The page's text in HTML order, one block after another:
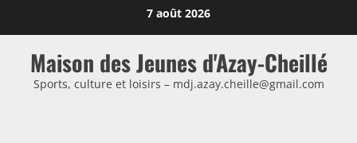
au
contenu
7 août 2026
Maison des Jeunes d'Azay-Cheillé
Sports, culture et loisirs – mdj.azay.cheille@gmail.com